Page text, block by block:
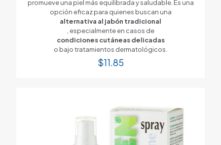
promueve una piel más equilibrada y saludable. Es una
opción eficaz para quienes buscan una
alternativa al jabón tradicional
, especialmente en casos de
condiciones cutáneas delicadas
o bajo tratamientos dermatológicos.
$11.85